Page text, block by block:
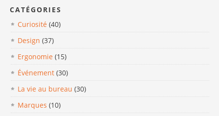
CATÉGORIES
Curiosité (40)
Design (37)
Ergonomie (15)
Événement (30)
La vie au bureau (30)
Marques (10)